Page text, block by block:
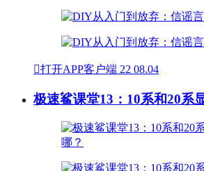
打开APP客户端 22 08.04
极速鲨课堂13：10系和20系